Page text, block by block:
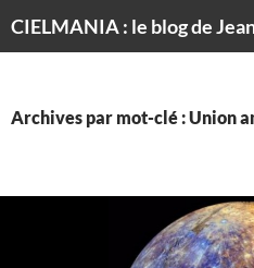
Archives par mot-clé : Union